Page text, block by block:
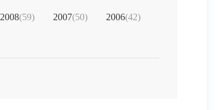
2008(59) 2007(50) 2006(42)